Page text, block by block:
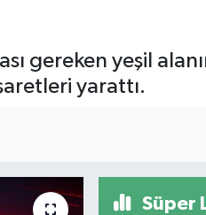
gereken yeşil
yarattı.
Süper